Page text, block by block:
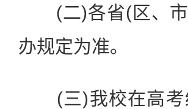
(二)各省(区、市)
办规定为准。
(三)我校在高考